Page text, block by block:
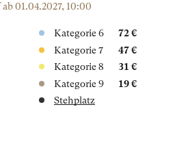
01.04.2027, 10:00
Kategorie 6
72 €
Kategorie 7
47 €
Kategorie 8
31 €
Kategorie 9
19 €
Stehplatz